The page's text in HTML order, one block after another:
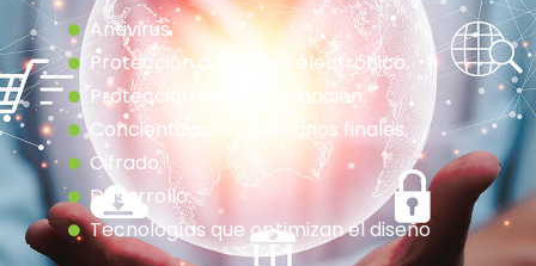
Antivirus.
Protección de correo electrónico.
Protección de la información.
Concientización a usuarios finales.
Cifrado.
Desarrollo.
Tecnologías que optimizan el diseño